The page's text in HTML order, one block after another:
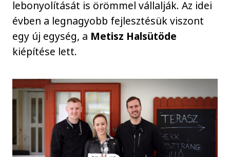
lebonyolítását is örömmel vállalják. Az idei
évben a legnagyobb fejlesztésük viszont
egy új egység, a Metisz Halsütöde
kiépítése lett.